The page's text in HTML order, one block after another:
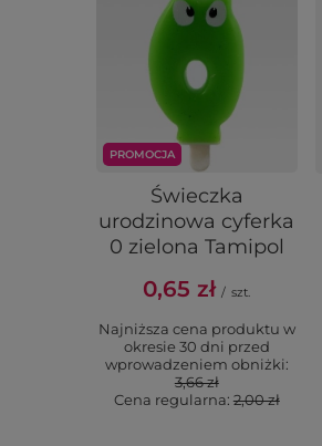
PROMOCJA
Świeczka
urodzinowa cyferka
0 zielona Tamipol
0,65 zł / szt.
Najniższa cena produktu w
okresie 30 dni przed
wprowadzeniem obniżki:
3,66 zł
Cena regularna: 2,00 zł